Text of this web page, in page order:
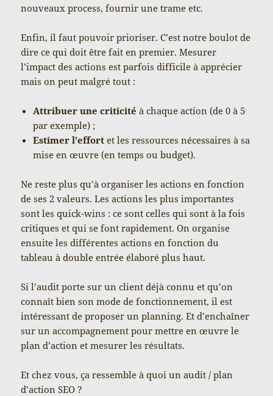
nouveaux process, fournir une trame etc.
Enfin, il faut pouvoir prioriser. C’est notre boulot de
dire ce qui doit être fait en premier. Mesurer
l’impact des actions est parfois difficile à apprécier
mais on peut malgré tout :
Attribuer une criticité à chaque action (de 0 à 5
par exemple) ;
Estimer l’effort et les ressources nécessaires à sa
mise en œuvre (en temps ou budget).
Ne reste plus qu’à organiser les actions en fonction
de ses 2 valeurs. Les actions les plus importantes
sont les quick-wins : ce sont celles qui sont à la fois
critiques et qui se font rapidement. On organise
ensuite les différentes actions en fonction du
tableau à double entrée élaboré plus haut.
Si l’audit porte sur un client déjà connu et qu’on
connaît bien son mode de fonctionnement, il est
intéressant de proposer un planning. Et d’enchaîner
sur un accompagnement pour mettre en œuvre le
plan d’action et mesurer les résultats.
Et chez vous, ça ressemble à quoi un audit / plan
d’action SEO ?